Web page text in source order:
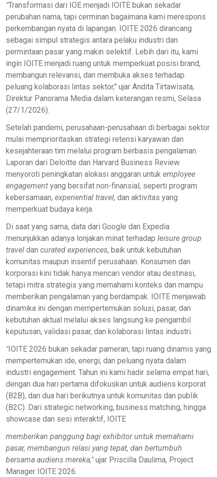
"Transformasi dari IOE menjadi IOITE bukan sekadar
perubahan nama, tapi cerminan bagaimana kami merespons
perkembangan nyata di lapangan. IOITE 2026 dirancang
sebagai simpul strategis antara pelaku industri dan
permintaan pasar yang makin selektif. Lebih dari itu, kami
ingin IOITE menjadi ruang untuk memperkuat posisi brand,
membangun relevansi, dan membuka akses terhadap
peluang kolaborasi lintas sektor," ujar Andita Tirtawisata,
Direktur Panorama Media dalam keterangan resmi, Selasa
(27/1/2026).
Setelah pandemi, perusahaan-perusahaan di berbagai sektor
mulai memprioritaskan strategi retensi karyawan dan
kesejahteraan tim melalui program berbasis pengalaman.
Laporan dari Deloitte dan Harvard Business Review
menyoroti peningkatan alokasi anggaran untuk employee
engagement yang bersifat non-finansial, seperti program
kebersamaan, experiential travel, dan aktivitas yang
memperkuat budaya kerja.
Di saat yang sama, data dari Google dan Expedia
menunjukkan adanya lonjakan minat terhadap leisure group
travel dan curated experiences, baik untuk kebutuhan
komunitas maupun insentif perusahaan. Konsumen dan
korporasi kini tidak hanya mencari vendor atau destinasi,
tetapi mitra strategis yang memahami konteks dan mampu
memberikan pengalaman yang berdampak. IOITE menjawab
dinamika ini dengan mempertemukan solusi, pasar, dan
kebutuhan aktual melalui akses langsung ke pengambil
keputusan, validasi pasar, dan kolaborasi lintas industri.
"IOITE 2026 bukan sekadar pameran, tapi ruang dinamis yang
mempertemukan ide, energi, dan peluang nyata dalam
industri engagement. Tahun ini kami hadir selama empat hari,
dengan dua hari pertama difokuskan untuk audiens korporat
(B2B), dan dua hari berikutnya untuk komunitas dan publik
(B2C). Dari strategic networking, business matching, hingga
showcase dan sesi interaktif, IOITE
memberikan panggung bagi exhibitor untuk memahami
pasar, membangun relasi yang tepat, dan bertumbuh
bersama audiens mereka,"ujar Priscilla Daulima, Project
Manager IOITE 2026.